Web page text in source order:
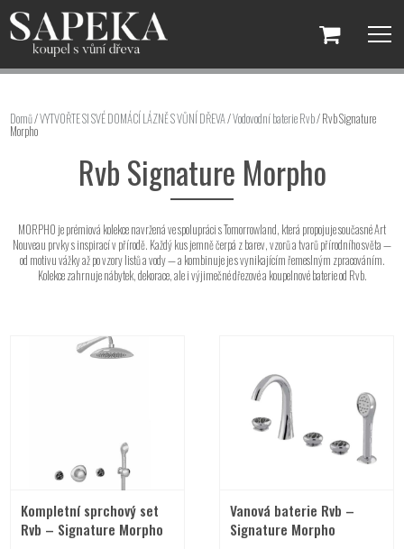
Domů/VYTVOŘTE SI SVÉ DOMÁCÍ LÁZNĚ S VŮNÍ DŘEVA/Vodovodní baterie Rvb/ Rvb Signature
Morpho
Rvb Signature Morpho
MORPHO je prémiová kolekce navržená ve spolupráci s Tomorrowland, která propojuje současné Art
Nouveau prvky s inspirací v přírodě. Každý kus jemně čerpá z barev, vzorů a tvarů přírodního světa —
od motivu vážky až po vzory listů a vody — a kombinuje je s vynikajícím řemeslným zpracováním.
Kolekce zahrnuje nábytek, dekorace, ale i výjimečné dřezové a koupelnové baterie od Rvb.
Kompletní sprchový set
Rvb – Signature Morpho
Vanová baterie Rvb –
Signature Morpho